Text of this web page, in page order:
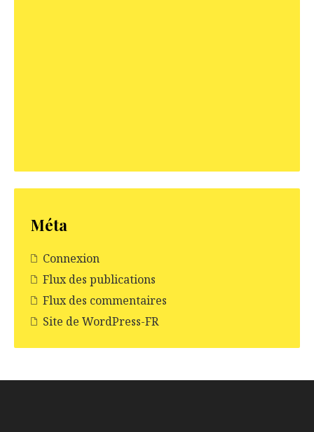
Méta
Connexion
Flux des publications
Flux des commentaires
Site de WordPress-FR